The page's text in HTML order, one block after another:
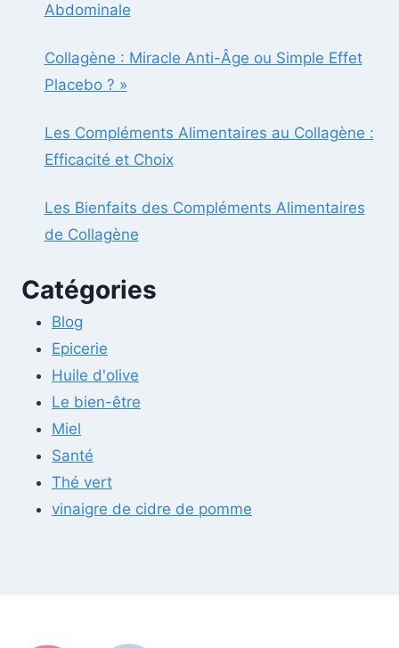
Abdominale
Collagène : Miracle Anti-Âge ou Simple Effet
Placebo ? »
Les Compléments Alimentaires au Collagène :
Efficacité et Choix
Les Bienfaits des Compléments Alimentaires
de Collagène
Catégories
Blog
Epicerie
Huile d'olive
Le bien-être
Miel
Santé
Thé vert
vinaigre de cidre de pomme